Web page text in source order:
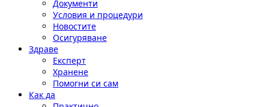
Документи
Условия и процедури
Новостите
Осигуряване
Здраве
Експерт
Хранене
Помогни си сам
Как да